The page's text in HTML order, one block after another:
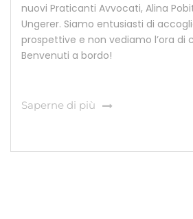
nuovi Praticanti Avvocati, Alina
Ungerer. Siamo entusiasti di
prospettive e non vediamo l’ora di
Benvenuti a bordo!
Saperne di più